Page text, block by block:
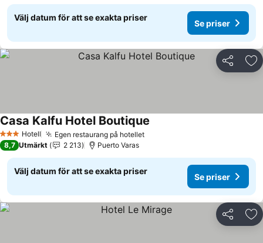
Välj datum för att se exakta priser
Se priser
Dela
3 StjärnorHotell Egen restaurang på hotellet
Casa Kalfu Hotel Boutique
8,7 Utmärkt 2 213 Puerto Varas
Välj datum för att se exakta priser
Se priser
Dela